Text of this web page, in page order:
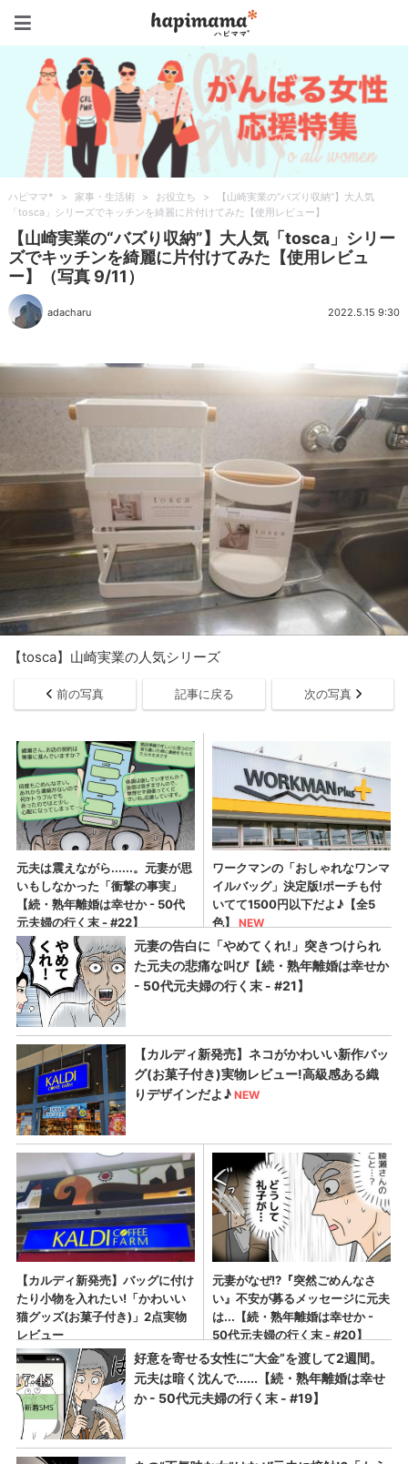
ハピママ* > 家事・生活術 > お役立ち >
【山崎実業の“バズり収納”】大人気
「tosca」シリーズでキッチンを綺麗に片付けてみた【使用レビュー】
【山崎実業の“バズり収納”】大人気「tosca」シリー
ズでキッチンを綺麗に片付けてみた【使用レビュ
ー】（写真 9/11）
adacharu 2022.5.15 9:30
【tosca】山崎実業の人気シリーズ
前の写真 記事に戻る 次の写真